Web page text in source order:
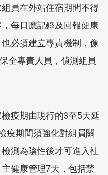
員在外站住宿期間不得
每日應記錄及回報健康
必須建立專責機制，像
全專責人員，偵測組員
疫期由現行的3至5天延
疫期間須強化對組員關
測為陰性後才可進入社
健康管理7天，包括禁